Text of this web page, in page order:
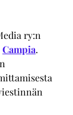
ry:n
Campia.